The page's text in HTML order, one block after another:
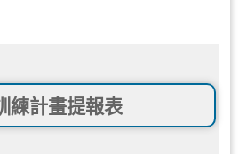
練計畫提報表